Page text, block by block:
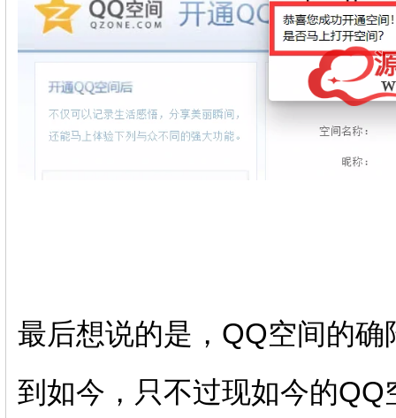
最后想说的是，QQ空间的
到如今，只不过现如今的